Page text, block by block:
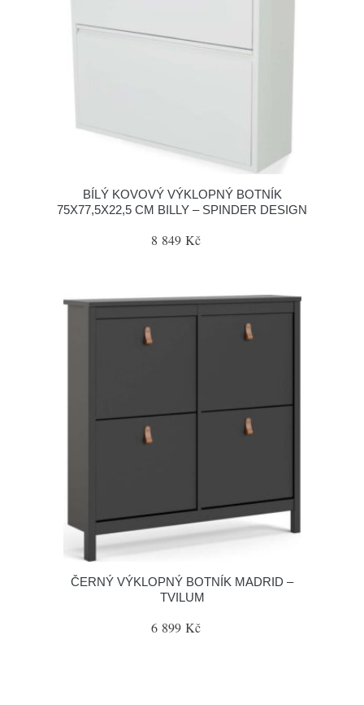
BÍLÝ KOVOVÝ VÝKLOPNÝ BOTNÍK
75X77,5X22,5 CM BILLY – SPINDER DESIGN
8 849 Kč
ČERNÝ VÝKLOPNÝ BOTNÍK MADRID –
TVILUM
6 899 Kč